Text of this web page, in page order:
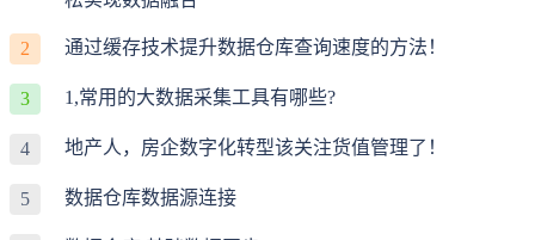
2 通过缓存技术提升数据仓库查询速度的方法！
3 1,常用的大数据采集工具有哪些?
4 地产人，房企数字化转型该关注货值管理了！
5 数据仓库数据源连接